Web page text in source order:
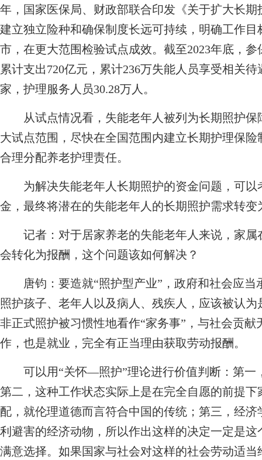
年，国家医保局、财政部联合印发《关于扩大长
建立独立险种和确保制度长远可持续，明确工作
市，在更大范围检验试点成效。截至2023年底，
累计支出720亿元，累计236万失能人员享受相关
家，护理服务人员30.28万人。
从试点情况看，失能老年人被列为长期照护保
大试点范围，尽快在全国范围内建立长期护理保
合理分配养老护理责任。
为解决失能老年人长期照护的资金问题，可以
金，最终将潜在的失能老年人的长期照护需求转
记者： 对于居家养老的失能老年人来说，家
会转化为报酬，这个问题该如何解决？
唐钧： 要造就“照护型产业”，政府和社会应
照护孩子、老年人以及病人、残疾人，应该被认
非正式照护被习惯性地看作“家务事”，与社会贡
作，也是就业，完全有正当理由获取劳动报酬。
可以用“关怀—照护”理论进行价值判断：第一
第二，这种工作状态实际上是在完全自愿的前提
配，就伦理道德而言符合中国的传统；第三，经
利避害的经济动物，所以作出这样的决定一定是
满意选择。如果国家与社会对这样的社会劳动适